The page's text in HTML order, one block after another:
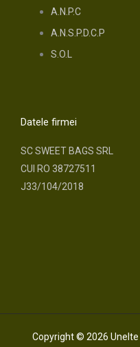
A.N.P.C
A.N.S.P.D.C.P
S.O.L
Datele firmei
SC SWEET BAGS SRL
CUI RO 38727511
J33/104/2018
Copyright © 2026 Unelte